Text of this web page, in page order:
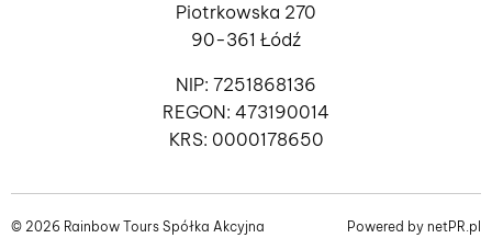
Piotrkowska 270
90-361 Łódź
NIP: 7251868136
REGON: 473190014
KRS: 0000178650
© 2026 Rainbow Tours Spółka Akcyjna Powered by netPR.pl